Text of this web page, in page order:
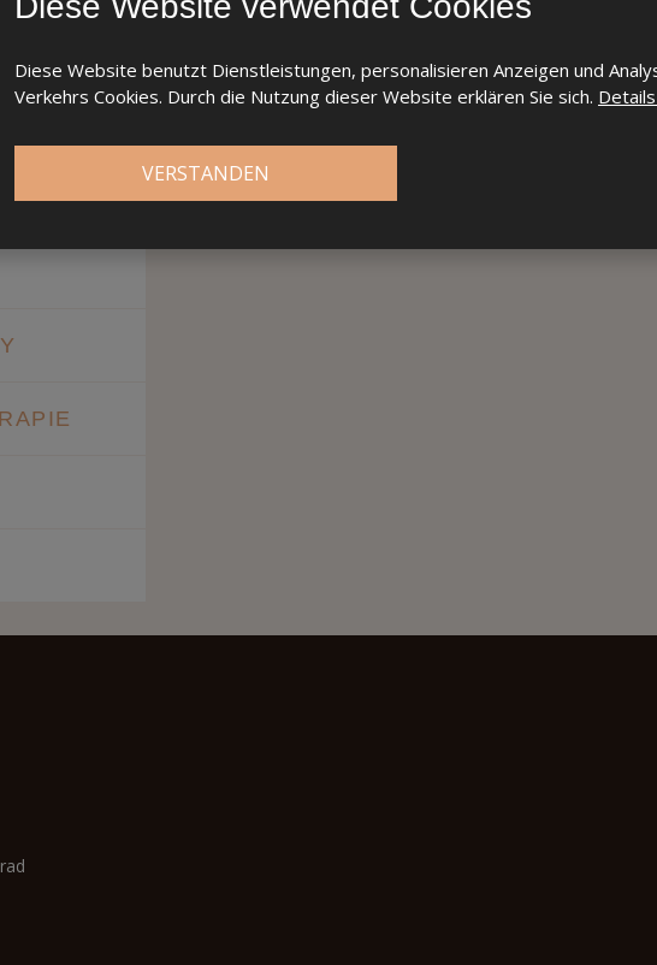
Diese Website benutzt Dienstleistungen, personalisieren Anzeigen und
Verkehrs Cookies. Durch die Nutzung dieser Website erklären Sie sich.
VERSTANDEN